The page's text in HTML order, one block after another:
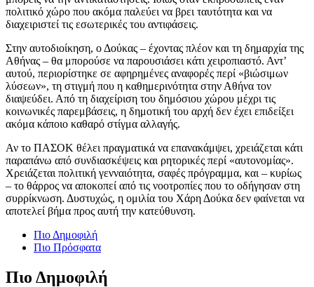
πολιτικό χώρο που ακόμα παλεύει να βρει ταυτότητα και να
διαχειριστεί τις εσωτερικές του αντιφάσεις.
Στην αυτοδιοίκηση, ο Δούκας – έχοντας πλέον και τη δημαρχία της
Αθήνας – θα μπορούσε να παρουσιάσει κάτι χειροπιαστό. Αντ’
αυτού, περιορίστηκε σε αφηρημένες αναφορές περί «βιώσιμων
λύσεων», τη στιγμή που η καθημερινότητα στην Αθήνα τον
διαψεύδει. Από τη διαχείριση του δημόσιου χώρου μέχρι τις
κοινωνικές παρεμβάσεις, η δημοτική του αρχή δεν έχει επιδείξει
ακόμα κάποιο καθαρό στίγμα αλλαγής.
Αν το ΠΑΣΟΚ θέλει πραγματικά να επανακάμψει, χρειάζεται κάτι
παραπάνω από συνδιασκέψεις και ρητορικές περί «αυτονομίας».
Χρειάζεται πολιτική γενναιότητα, σαφές πρόγραμμα, και – κυρίως
– το θάρρος να αποκοπεί από τις νοοτροπίες που το οδήγησαν στη
συρρίκνωση. Δυστυχώς, η ομιλία του Χάρη Δούκα δεν φαίνεται να
αποτελεί βήμα προς αυτή την κατεύθυνση.
Πιο Δημοφιλή
Πιο Πρόσφατα
Πιο Δημοφιλή